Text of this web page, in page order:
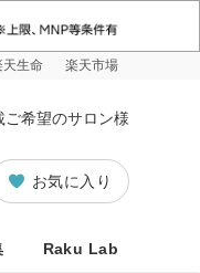
天生命 楽天市場
ご希望のサロン様
お気に入り
Raku Lab